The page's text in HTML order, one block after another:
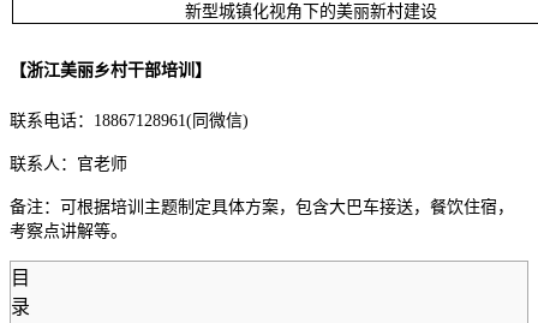
新型城镇化视角下的美丽新村建设
【浙江美丽乡村干部培训】
联系电话：18867128961(同微信)
联系人：官老师
备注：可根据培训主题制定具体方案，包含大巴车接送，餐饮住宿，
考察点讲解等。
目
录